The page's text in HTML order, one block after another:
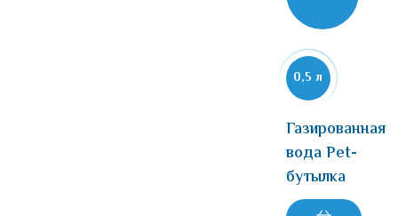
0,5 л
Газированная
вода Pet-
бутылка